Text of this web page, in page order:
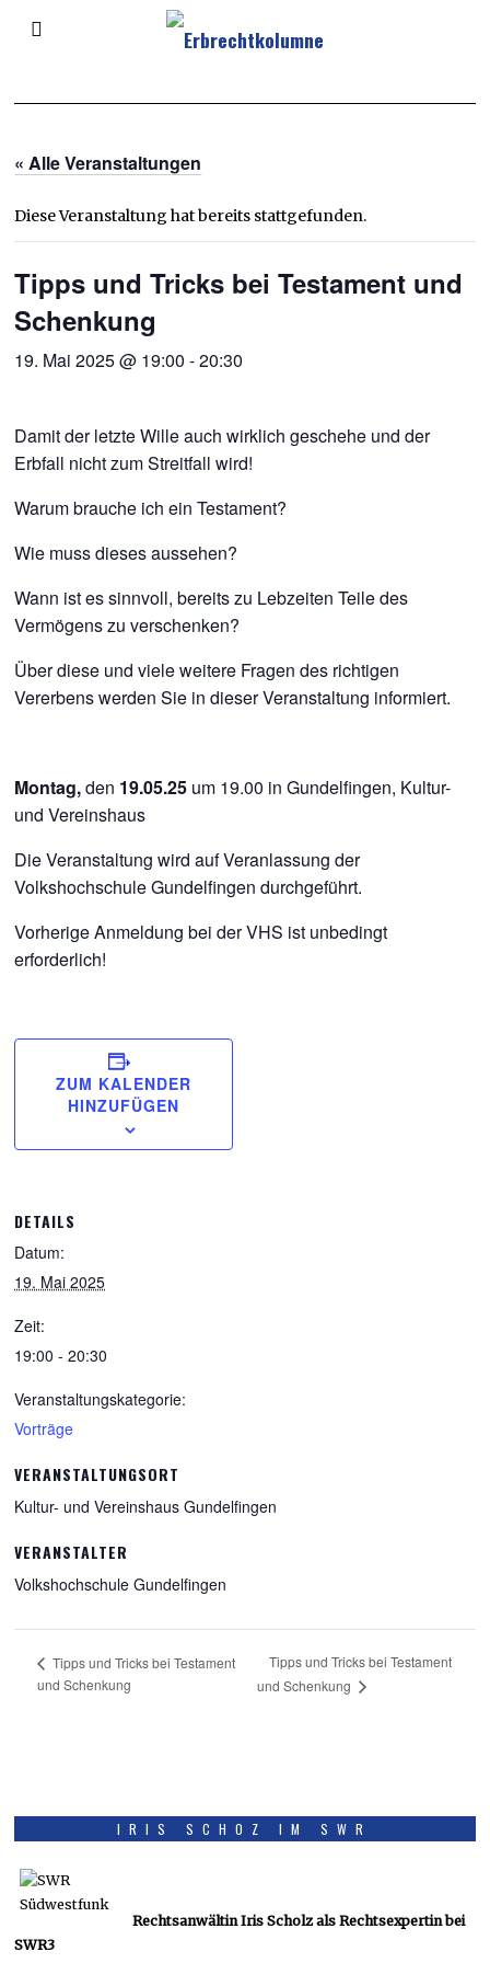
« Alle Veranstaltungen
Diese Veranstaltung hat bereits stattgefunden.
Tipps und Tricks bei Testament und
Schenkung
19. Mai 2025 @ 19:00 -20:30
Damit der letzte Wille auch wirklich geschehe und der
Erbfall nicht zum Streitfall wird!
Warum brauche ich ein Testament?
Wie muss dieses aussehen?
Wann ist es sinnvoll, bereits zu Lebzeiten Teile des
Vermögens zu verschenken?
Über diese und viele weitere Fragen des richtigen
Vererbens werden Sie in dieser Veranstaltung informiert.
Montag,den 19.05.25 um 19.00 in Gundelfingen, Kultur-
und Vereinshaus
Die Veranstaltung wird auf Veranlassung der
Volkshochschule Gundelfingen durchgeführt.
Vorherige Anmeldung bei der VHS ist unbedingt
erforderlich!
ZUM KALENDER
HINZUFÜGEN
DETAILS
Datum:
19. Mai 2025
Zeit:
19:00 - 20:30
Veranstaltungskategorie:
Vorträge
VERANSTALTUNGSORT
Kultur- und Vereinshaus Gundelfingen
VERANSTALTER
Volkshochschule Gundelfingen
Tipps und Tricks bei Testament
und Schenkung
Tipps und Tricks bei Testament
und Schenkung
IRIS SCHOZ IM SWR
Rechtsanwältin Iris Scholz als Rechtsexpertin bei
SWR3